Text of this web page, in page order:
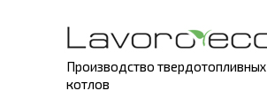
Производство твердотопливных
котлов